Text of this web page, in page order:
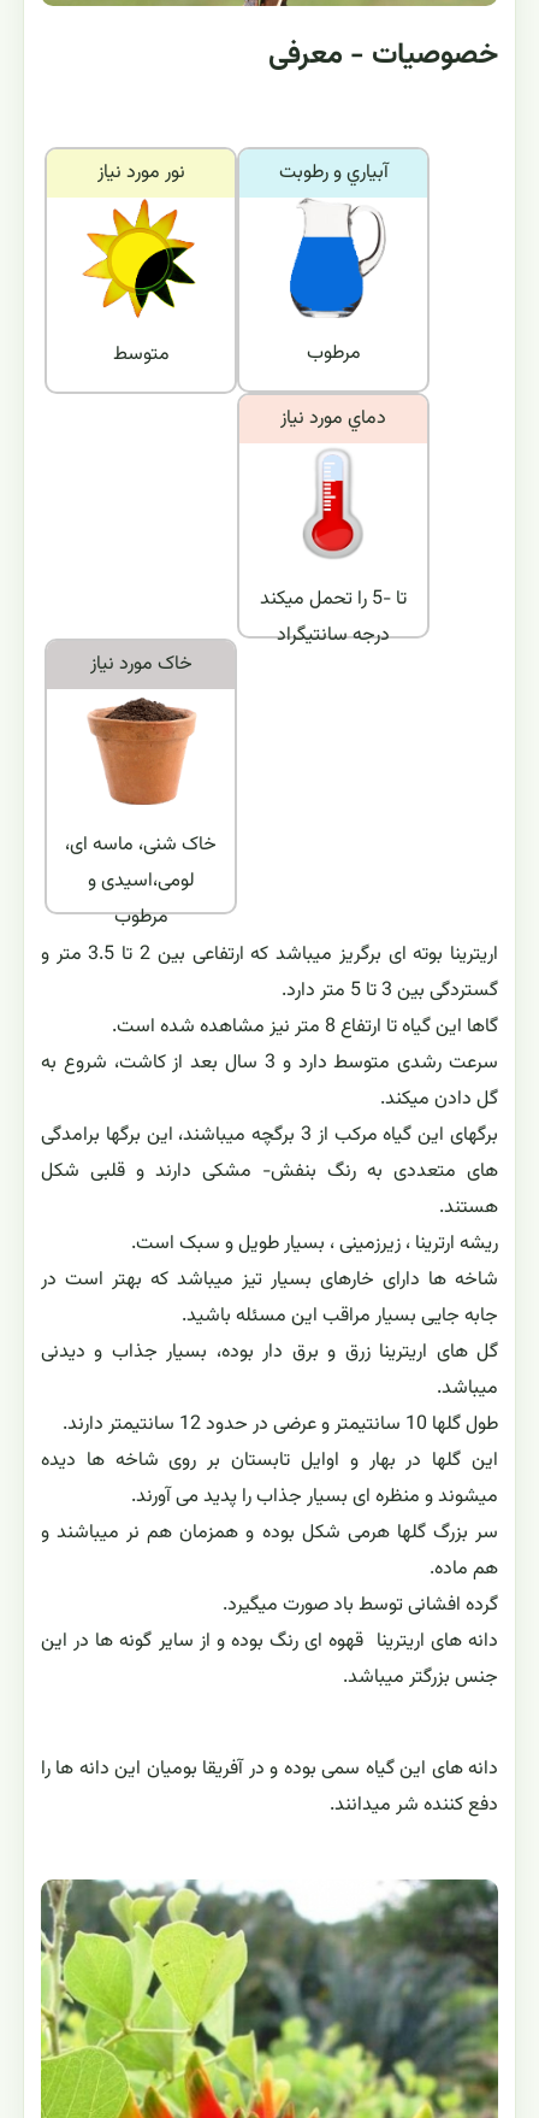
خصوصیات - معرفی
نور مورد نياز
متوسط
آبياري و رطوبت
مرطوب
دماي مورد نياز
تا -5 را تحمل میکند
درجه سانتیگراد
خاک مورد نياز
خاک شنی، ماسه ای،
لومی،اسیدی و
مرطوب
اریترینا بوته ای برگریز میباشد که ارتفاعی بین 2 تا 3.5 متر و
گستردگی بین 3 تا 5 متر دارد.
گاها این گیاه تا ارتفاع 8 متر نیز مشاهده شده است.
سرعت رشدی متوسط دارد و 3 سال بعد از کاشت، شروع به
گل دادن میکند.
برگهای این گیاه مرکب از 3 برگچه میباشند، این برگها برامدگی
های متعددی به رنگ بنفش- مشکی دارند و قلبی شکل
هستند.
ریشه ارترینا ، زیرزمینی ، بسیار طویل و سبک است.
شاخه ها دارای خارهای بسیار تیز میباشد که بهتر است در
جابه جایی بسیار مراقب این مسئله باشید.
گل های اریترینا زرق و برق دار بوده، بسیار جذاب و دیدنی
میباشد.
طول گلها 10 سانتیمتر و عرضی در حدود 12 سانتیمتر دارند.
این گلها در بهار و اوایل تابستان بر روی شاخه ها دیده
میشوند و منظره ای بسیار جذاب را پدید می آورند.
سر بزرگ گلها هرمی شکل بوده و همزمان هم نر میباشند و
هم ماده.
گرده افشانی توسط باد صورت میگیرد.
دانه های اریترینا قهوه ای رنگ بوده و از سایر گونه ها در این
جنس بزرگتر میباشد.
دانه های این گیاه سمی بوده و در آفریقا بومیان این دانه ها را
دفع کننده شر میدانند.